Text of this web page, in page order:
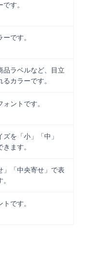
す。
です。
品ラベルなど、目立
カラーです。
ントです。
を「小」「中」
ます。
」「中央寄せ」で表
です。